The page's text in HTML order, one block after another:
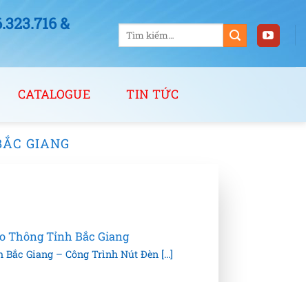
&
Tìm
kiếm:
CATALOGUE TIN TỨC
GIANG
Thông Tỉnh Bắc Giang
Giang – Công Trình Nút Đèn [...]